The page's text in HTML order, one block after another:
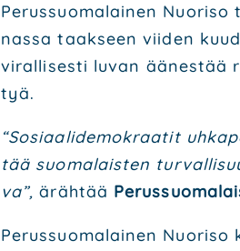
Perus­suo­ma­lai­nen
nas­sa taak­seen vii­den
viral­li­ses­ti luvan äänes­tää
tyä.
“Sosi­aa­li­de­mo­kraa­tit
tää suo­ma­lais­ten
va”, äräh­tää
Perus­suo­ma­lai­nen